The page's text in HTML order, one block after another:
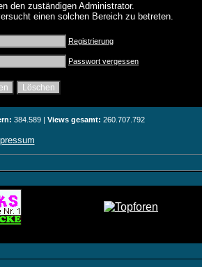
den zuständigen Administrator.
einen solchen Bereich zu betreten.
Registrierung
Passwort vergessen
384.589 | Views gesamt: 260.707.792